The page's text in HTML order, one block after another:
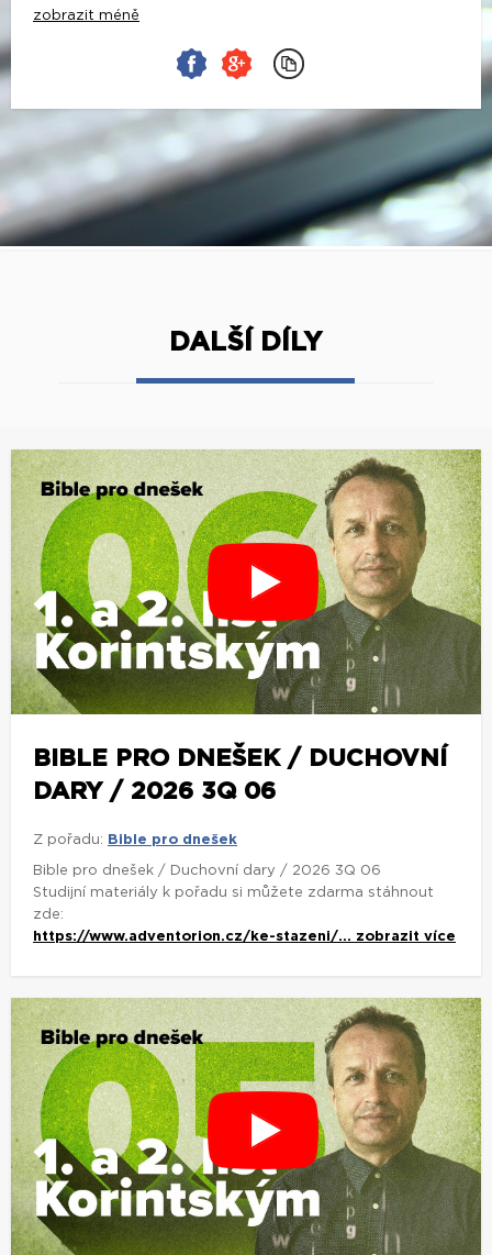
zobrazit méně
DALŠÍ DÍLY
BIBLE PRO DNEŠEK / DUCHOVNÍ
DARY / 2026 3Q 06
Z pořadu: Bible pro dnešek
Bible pro dnešek / Duchovní dary / 2026 3Q 06
Studijní materiály k pořadu si můžete zdarma stáhnout
zde:
https://www.adventorion.cz/ke-stazeni/... zobrazit více